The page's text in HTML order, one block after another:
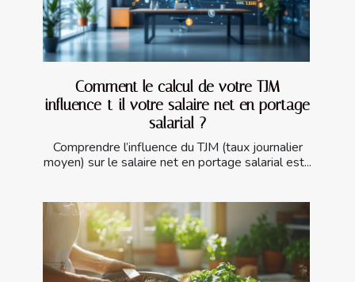
Comment le calcul de votre TJM
influence-t-il votre salaire net en portage
salarial ?
Comprendre l’influence du TJM (taux journalier
moyen) sur le salaire net en portage salarial est...